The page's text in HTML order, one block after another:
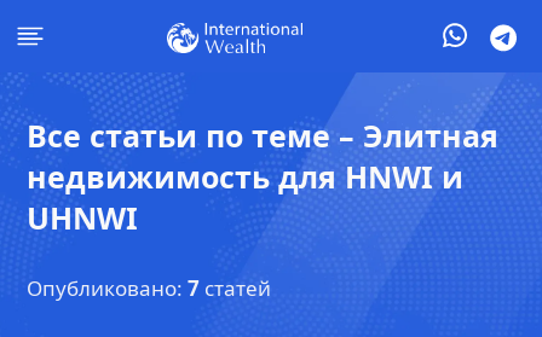
Все статьи по теме – Элитная
недвижимость для HNWI и
UHNWI
Опубликовано: 7 статей